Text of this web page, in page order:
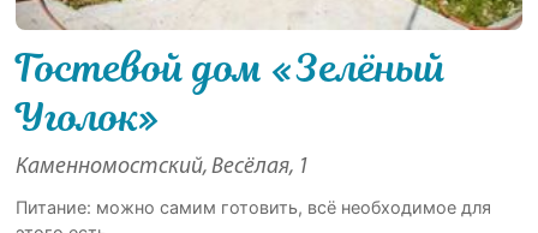
Гостевой дом «Зелёный
Уголок»
Каменномостский, Весёлая, 1
Питание: можно самим готовить, всё необходимое для